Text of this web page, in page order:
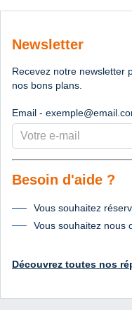
Newsletter
Recevez notre newsletter
nos bons plans.
Email -
Besoin d'aide ?
Vous souhaitez
Vous souhaitez nous
Découvrez toutes nos